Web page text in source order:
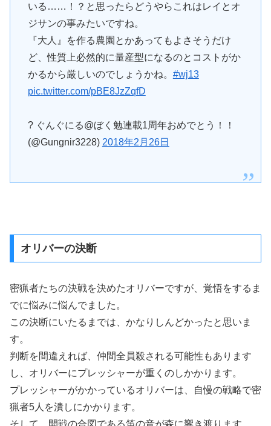
いる……！？と思ったらどうやらこれはレイとオ
ジサンの事みたいですね。
『大人』を作る農園とかあってもよさそうだけ
ど、性質上必然的に量産型になるのとコストがか
かるから厳しいのでしょうかね。 #wj13
pic.twitter.com/pBE8JzZqfD
? ぐんぐにる@ぼく勉連載1周年おめでとう！！
(@Gungnir3228) 2018年2月26日
オリバーの決断
密猟者たちの決戦を決めたオリバーですが、覚悟をするま
でに悩みに悩んでました。
この決断にいたるまでは、かなりしんどかったと思いま
す。
判断を間違えれば、仲間全員殺される可能性もあります
し、オリバーにプレッシャーが重くのしかかります。
プレッシャーがかかっているオリバーは、自慢の戦略で密
猟者5人を潰しにかかります。
そして、開戦の合図である笛の音が森に響き渡ります。